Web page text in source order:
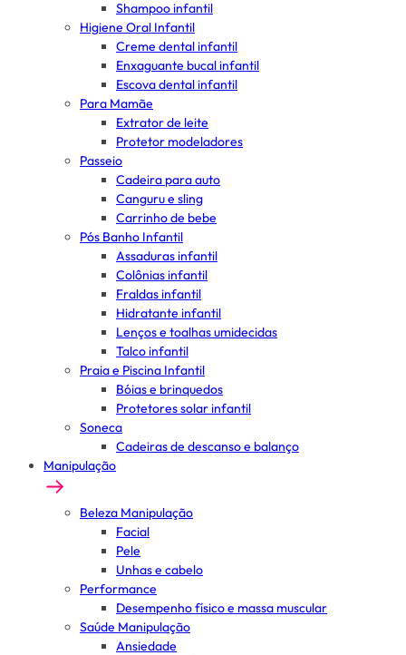
Shampoo infantil
Higiene Oral Infantil
Creme dental infantil
Enxaguante bucal infantil
Escova dental infantil
Para Mamãe
Extrator de leite
Protetor modeladores
Passeio
Cadeira para auto
Canguru e sling
Carrinho de bebe
Pós Banho Infantil
Assaduras infantil
Colônias infantil
Fraldas infantil
Hidratante infantil
Lenços e toalhas umidecidas
Talco infantil
Praia e Piscina Infantil
Bóias e brinquedos
Protetores solar infantil
Soneca
Cadeiras de descanso e balanço
Manipulação
Beleza Manipulação
Facial
Pele
Unhas e cabelo
Performance
Desempenho físico e massa muscular
Saúde Manipulação
Ansiedade